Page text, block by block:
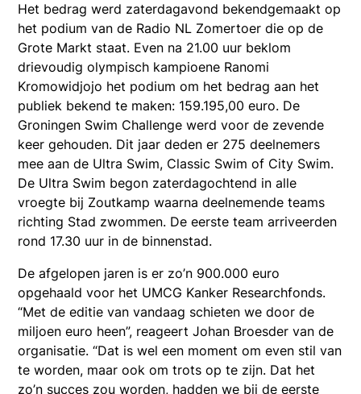
Het bedrag werd zaterdagavond bekendgemaakt op
het podium van de Radio NL Zomertoer die op de
Grote Markt staat. Even na 21.00 uur beklom
drievoudig olympisch kampioene Ranomi
Kromowidjojo het podium om het bedrag aan het
publiek bekend te maken: 159.195,00 euro. De
Groningen Swim Challenge werd voor de zevende
keer gehouden. Dit jaar deden er 275 deelnemers
mee aan de Ultra Swim, Classic Swim of City Swim.
De Ultra Swim begon zaterdagochtend in alle
vroegte bij Zoutkamp waarna deelnemende teams
richting Stad zwommen. De eerste team arriveerden
rond 17.30 uur in de binnenstad.
De afgelopen jaren is er zo’n 900.000 euro
opgehaald voor het UMCG Kanker Researchfonds.
“Met de editie van vandaag schieten we door de
miljoen euro heen”, reageert Johan Broesder van de
organisatie. “Dat is wel een moment om even stil van
te worden, maar ook om trots op te zijn. Dat het
zo’n succes zou worden, hadden we bij de eerste